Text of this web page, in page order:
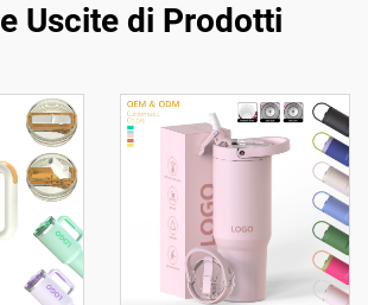
Uscite di Prodotti